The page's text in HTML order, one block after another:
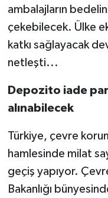
ambalajların
çekebilecek. Ülke
katkı sağlayacak
netleşti...
Depozito iade
alınabilecek
Türkiye, çevre
hamlesinde milat
geçiş yapıyor.
Bakanlığı